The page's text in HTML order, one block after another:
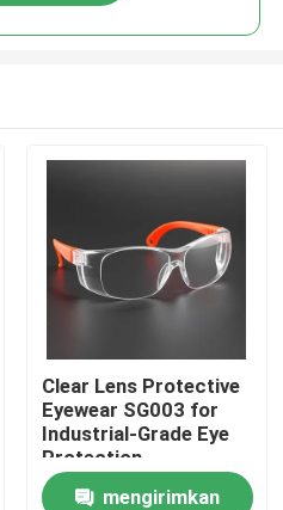
Clear Lens Protective
Eyewear SG003 for
Industrial-Grade Eye
Protection
mengirimkan